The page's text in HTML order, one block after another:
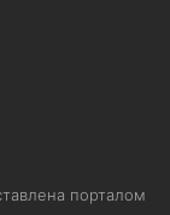
порталом